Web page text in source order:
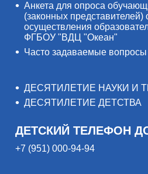
Анкета для опроса
(законных представителей)
осуществления
ФГБОУ "ВДЦ "Океан"
Часто задаваемые вопросы
ДЕСЯТИЛЕТИЕ НАУКИ И
ДЕСЯТИЛЕТИЕ ДЕТСТВА
ДЕТСКИЙ ТЕЛЕФОН
+7 (951) 000-94-94